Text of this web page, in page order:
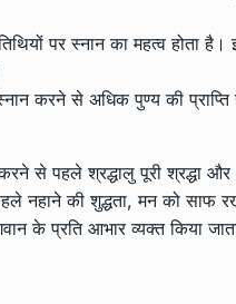
पर स्नान का महत्व होता
करने से अधिक पुण्य की प्राप्ति
से पहले श्रद्धालु पूरी श्रद्धा
नहाने की शुद्धता, मन को साफ
के प्रति आभार व्यक्त किया